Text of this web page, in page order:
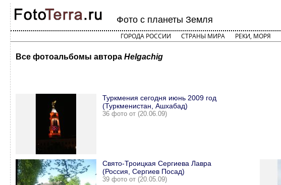
Фото с планеты Земля
ГОРОДА РОССИИ СТРАНЫ МИРА РЕКИ, МОРЯ
Все фотоальбомы автора Helgachig
Туркмения сегодня июнь 2009 год
(Туркменистан, Ашхабад)
36 фото от (20.06.09)
Свято-Троицкая Сергиева Лавра
(Россия, Сергиев Посад)
39 фото от (20.05.09)